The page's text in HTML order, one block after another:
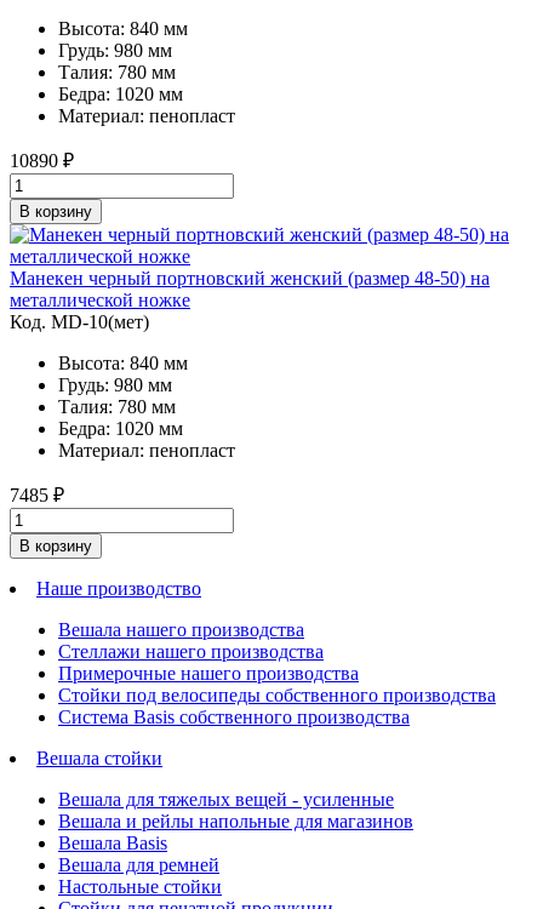
Высота: 840 мм
Грудь: 980 мм
Талия: 780 мм
Бедра: 1020 мм
Материал: пенопласт
10890 ₽
В корзину
Манекен черный портновский женский (размер 48-50) на
металлической ножке
Код. MD-10(мет)
Высота: 840 мм
Грудь: 980 мм
Талия: 780 мм
Бедра: 1020 мм
Материал: пенопласт
7485 ₽
В корзину
Наше производство
Вешала нашего производства
Стеллажи нашего производства
Примерочные нашего производства
Стойки под велосипеды собственного производства
Система Basis собственного производства
Вешала стойки
Вешала для тяжелых вещей - усиленные
Вешала и рейлы напольные для магазинов
Вешала Basis
Вешала для ремней
Настольные стойки